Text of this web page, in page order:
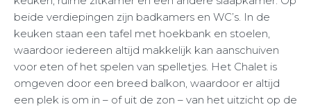
beide verdiepingen zijn badkamers en WC’s. In de
keuken staan een tafel met hoekbank en stoelen,
waardoor iedereen altijd makkelijk kan aanschuiven
voor eten of het spelen van spelletjes. Het Chalet is
omgeven door een breed balkon, waardoor er altijd
een plek is om in – of uit de zon – van het uitzicht op de